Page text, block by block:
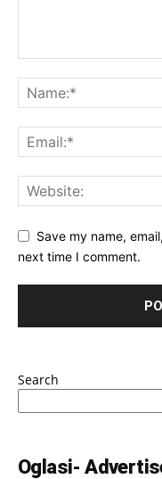
Save my name,
next time I comment.
Search
Oglasi-